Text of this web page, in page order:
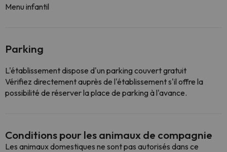
Menu infantil
Parking
L'établissement dispose d'un parking couvert gratuit
Vérifiez directement auprès de l'établissement s'il offre la
possibilité de réserver la place de parking à l'avance.
Conditions pour les animaux de compagnie
Les animaux domestiques ne sont pas autorisés dans ce